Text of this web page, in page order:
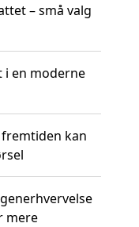
– små valg
en moderne
kan
mere